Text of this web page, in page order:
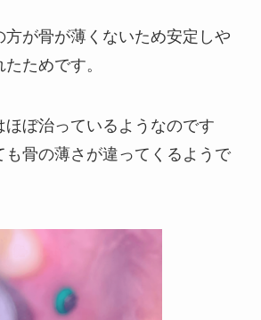
方が骨が薄くないため安定しや
ためです。
ほぼ治っているようなのです
も骨の薄さが違ってくるようで